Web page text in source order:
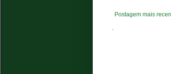
Postagem mais
.